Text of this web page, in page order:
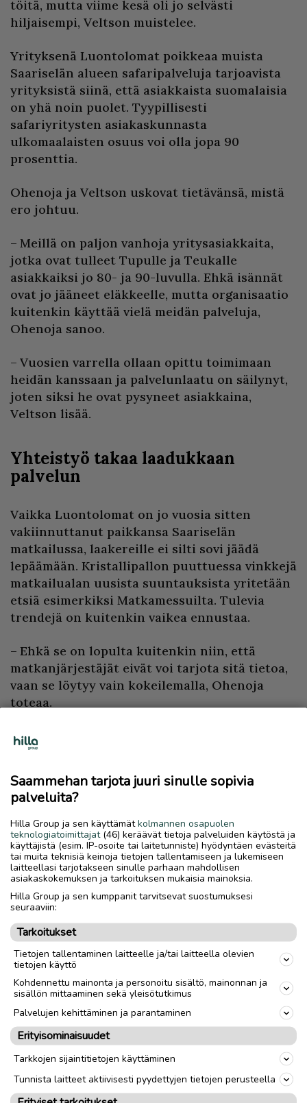
töitä, mutta viime kesä oli jo selvästi
hiljaisempi, Veltson muistelee.
Yrityksenä Luontolomat poikkeaa muista
Saariselän alueen safaripalveluja tarjoavista
yrityksistä siinä, että asiakkaista suomalaisia
on yhä noin puolet. Tyypillisesti
safariyritysten asiakaskunnasta
ulkomaalaisten osuus voi olla jopa 90
prosenttia.
Ohenoja ja Veltson uskovat tietävänsä, mistä
ero johtuu.
– Meillä on paljon vanhoja yritysasiakkaita,
jotka ovat tulleet Tupulle ja Teukalle
asiakkaiksi jo 80- ja 90-luvulla. Ehkä isännät
ovat jo jääneet eläkkeelle, mutta organisaatio
kuitenkin käyttää vielä meidän palveluja,
Ohenoja sanoo.
– Vuosien varrella ollaan opittu toimimaan
heidän kanssaan ja palvelunlaatu on säilynyt,
joten siksi he ovat pysyneet asiakkaina,
Veltson lisää.
Yhteistyö takaa laadukkaan
palvelun
Vaikka Luontolomat on jo vuosia sitten
vakiinnuttanut paikkansa Saariselän
matkailussa, laakereille ei silti sovi jäädä
lepäämään. Kristallipallon puuttuessa vinkkejä
matkailualan uusista suuntauksista yritetään
etsiä esimerkiksi Matkamessuilta. Tulevia
trendejä on kuitenkin vaikea ennustaa.
– Ehkä se on lopulta kuitenkin niin, että
matkanjärjestäjät eivät voi tarjota sitä tietoa,
vaan se löytyy vain kokeilemalla, Ohenoja
toteaa.
Vaikka ajan hermolla pysyminen on tärkeää,
Luontolomissa aiotaan silti myös
parhaiten. Lisäksi opaspalveluja ostetaan
tutuilta oppailta ja esimerkiksi huskysafarien
ja porotarhavierailujen osalta yhteistyötä
tehdään muiden paikallisten yritysten kanssa.
– Itse ei pysty tekemään kaikkea, eikä siinä ole
mitään järkeä. Siksi tarvitaan
yhteistyökumppaneita, jotta pystyy
tarjoamaan hyvän tuotteen asiakkaalle,
Ohenoja ja Veltson toteavat.
Loppujen lopuksi onnistuneen
asiakaskokemuksen resepti on melko simppeli:
asiakkaat tulevat takaisin kaikkein varmimmin
silloin, kun tuote on laadukas ja palvelu pelaa.
PAIKALLISUUTISET
Saammehan tarjota juuri sinulle sopivia
palveluita?
Hilla Group ja sen käyttämätkolmannen osapuolen
teknologiatoimittajat(46) keräävät tietoja palveluiden käytöstä ja
käyttäjistä (esim. IP-osoite tai laitetunniste) hyödyntäen evästeitä
tai muita teknisiä keinoja tietojen tallentamiseen ja lukemiseen
laitteellasi tarjotakseen sinulle parhaan mahdollisen
asiakaskokemuksen ja tarkoituksen mukaisia mainoksia.
Hilla Group ja sen kumppanit tarvitsevat suostumuksesi
seuraaviin:
Tarkoitukset
Tietojen tallentaminen laitteelle ja/tai laitteella olevien
tietojen käyttö
Kohdennettu mainonta ja personoitu sisältö, mainonnan ja
sisällön mittaaminen sekä yleisötutkimus
Palvelujen kehittäminen ja parantaminen
Erityisominaisuudet
Tarkkojen sijaintitietojen käyttäminen
Tunnista laitteet aktiivisesti pyydettyjen tietojen perusteella